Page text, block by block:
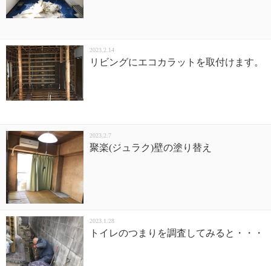
リビングにエコカラットを取付けます。
2023.2.14
聚楽(ジュラク)壁の塗り替え
2023.2.7
トイレのつまりを調査してみると・・・
2023.1.28